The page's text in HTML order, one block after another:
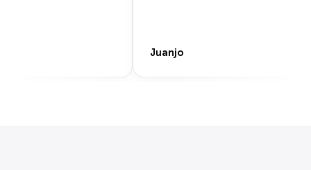
Vidal